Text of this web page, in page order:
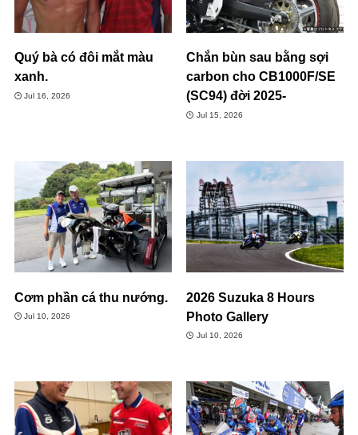
Quý bà có đôi mắt màu
xanh.
Jul 16, 2026
Chắn bùn sau bằng sợi
carbon cho CB1000F/SE
(SC94) đời 2025-
Jul 15, 2026
Cơm phần cá thu nướng.
Jul 10, 2026
2026 Suzuka 8 Hours
Photo Gallery
Jul 10, 2026